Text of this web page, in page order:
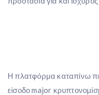
Η πλατφόρμα καταπίνω
είσοδο major